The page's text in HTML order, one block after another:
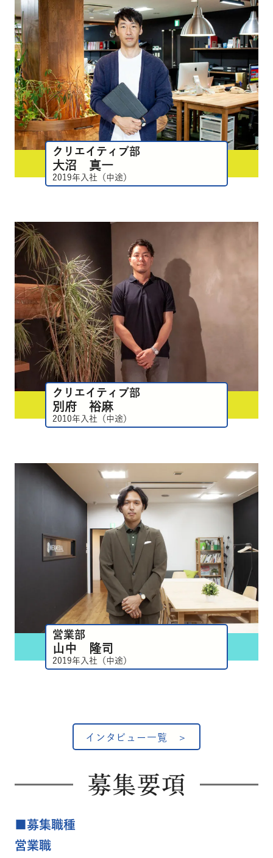
クリエイティブ部
大沼 真一
2019年入社（中途）
クリエイティブ部
別府 裕麻
2010年入社（中途）
営業部
山中 隆司
2019年入社（中途）
インタビュー一覧
■募集職種
営業職